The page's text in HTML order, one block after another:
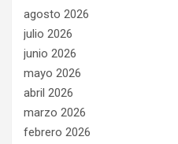
agosto 2026
julio 2026
junio 2026
mayo 2026
abril 2026
marzo 2026
febrero 2026